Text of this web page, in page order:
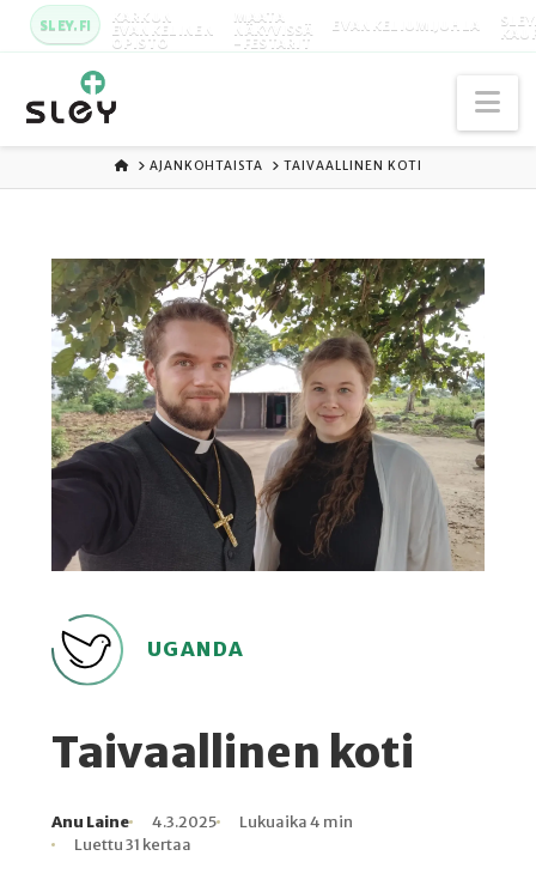
SLEY.FI KARKUN
EVANKELINEN
OPISTO
MAATA
NÄKYVISSÄ
-FESTARIT
EVANKELIUMIJUHLA
ETUSIVU
AJANKOHTAISTA TAIVAALLINEN KOTI
UGANDA
Taivaallinen koti
Kirjoittaja
Anu Laine
Julkaistu
4.3.2025
Lukuaika
Lukuaika 4 min
Lukukertoja
Luettu 31 kertaa